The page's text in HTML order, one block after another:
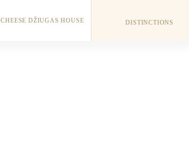
CHEESE DŽIUGAS HOUSE DISTINCTIONS